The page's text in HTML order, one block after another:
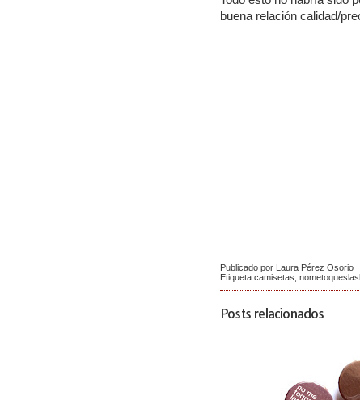
buena relación calidad/
Publicado por Laura Pérez Osorio
Etiqueta camisetas
Posts relacionados